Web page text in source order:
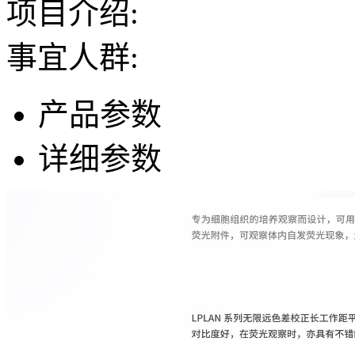
项目介绍:
事宜人群:
产品参数
详细参数